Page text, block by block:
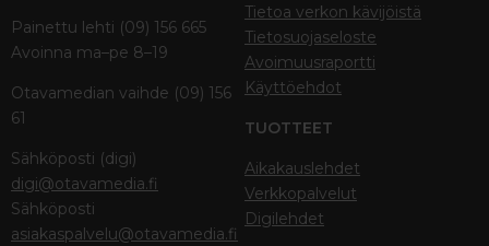
Painettu lehti (09) 156 665
Avoinna ma–pe 8–19
Otavamedian vaihde (09) 156
61
Sähköposti (digi)
digi@otavamedia.fi
Sähköposti
asiakaspalvelu@otavamedia.fi
Tietoa verkon kävijöistä
Tietosuojaseloste
Avoimuusraportti
Käyttöehdot
TUOTTEET
Aikakauslehdet
Verkkopalvelut
Digilehdet